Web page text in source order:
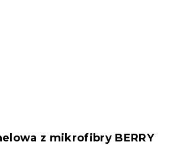
z mikrofibry BERRY